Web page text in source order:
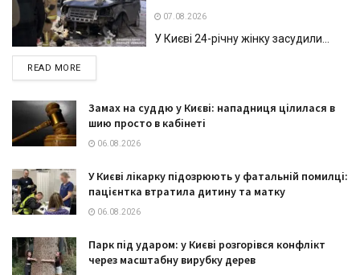
07.08.2026
У Києві 24-річну жінку засудили...
READ MOREDETAILS
Замах на суддю у Києві: нападниця цілилася в
шию просто в кабінеті
06.08.2026
У Києві лікарку підозрюють у фатальній помилці:
пацієнтка втратила дитину та матку
06.08.2026
Парк під ударом: у Києві розгорівся конфлікт
через масштабну вирубку дерев